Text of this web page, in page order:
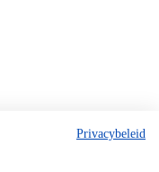
Privacybeleid